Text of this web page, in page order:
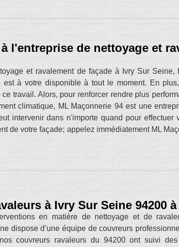
l'entreprise de nettoyage et
et ravalement de façade à Ivry Sur Seine,
est à votre disponible à tout le moment. En
travail. Alors, pour renforcer rendre plus
climatique, ML Maçonnerie 94 est une
intervenir dans n'importe quand pour effectuer
de votre façade; appelez immédiatement ML
à Ivry Sur Seine 94200
en matière de nettoyage et de
dispose d’une équipe de couvreurs
couvreurs ravaleurs du 94200 ont suivi